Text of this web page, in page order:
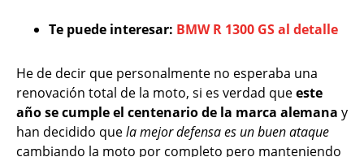
Te puede interesar: BMW R 1300 GS al detalle
He de decir que personalmente no esperaba una
renovación total de la moto, si es verdad queeste
año se cumple el centenario de la marca alemana y
han decidido quela mejor defensa es un buen ataque
cambiando la moto por completo pero manteniendo